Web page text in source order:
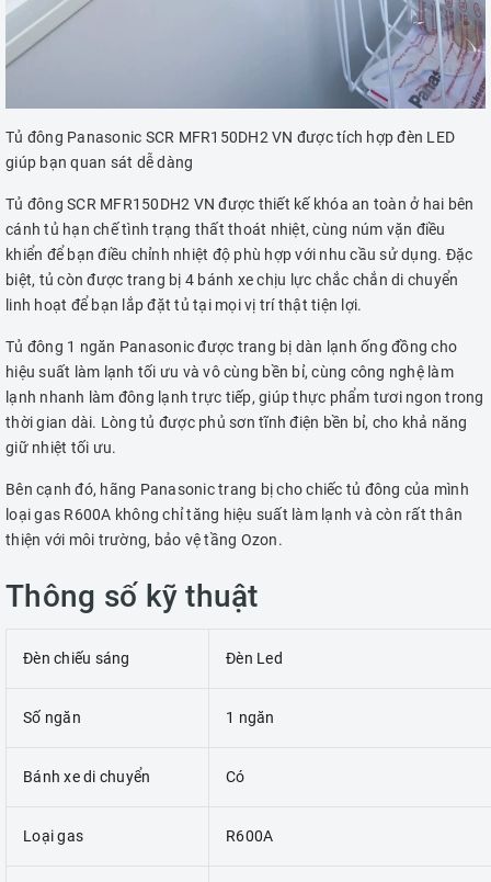
Tủ đông Panasonic SCR MFR150DH2 VN được tích hợp đèn LED
giúp bạn quan sát dễ dàng
Tủ đông SCR MFR150DH2 VN được thiết kế khóa an toàn ở hai bên
cánh tủ hạn chế tình trạng thất thoát nhiệt, cùng núm vặn điều
khiển để bạn điều chỉnh nhiệt độ phù hợp với nhu cầu sử dụng. Đặc
biệt, tủ còn được trang bị 4 bánh xe chịu lực chắc chắn di chuyển
linh hoạt để bạn lắp đặt tủ tại mọi vị trí thật tiện lợi.
Tủ đông 1 ngăn Panasonic được trang bị dàn lạnh ống đồng cho
hiệu suất làm lạnh tối ưu và vô cùng bền bỉ, cùng công nghệ làm
lạnh nhanh làm đông lạnh trực tiếp, giúp thực phẩm tươi ngon trong
thời gian dài. Lòng tủ được phủ sơn tĩnh điện bền bỉ, cho khả năng
giữ nhiệt tối ưu.
Bên cạnh đó, hãng Panasonic trang bị cho chiếc tủ đông của mình
loại gas R600A không chỉ tăng hiệu suất làm lạnh và còn rất thân
thiện với môi trường, bảo vệ tầng Ozon.
Thông số kỹ thuật
Đèn chiếu sáng Đèn Led
Số ngăn 1 ngăn
Bánh xe di chuyển Có
Loại gas R600A